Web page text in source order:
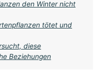
den Winter nicht
tötet und
diese
Beziehungen